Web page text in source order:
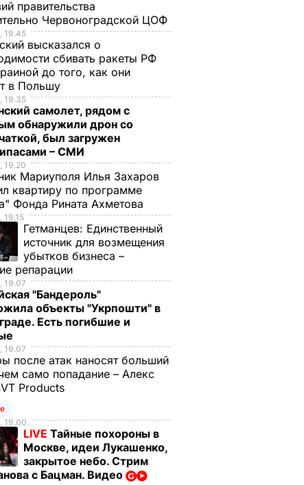
правительства
Червоноградской ЦОФ
19.45
высказался о
сбивать ракеты РФ
до того, как они
в Польшу
19.35
самолет, рядом с
обнаружили дрон со
был загружен
– СМИ
19.20
Мариуполя Илья Захаров
квартиру по программе
Фонда Рината Ахметова
19.15
Гетманцев: Единственный
источник для возмещения
убытков бизнеса –
репарации
19.07
"Бандероль"
объекты "Укрпошти" в
Есть погибшие и
19.07
после атак наносят больший
само попадание – Алекс
Products
19.00
LIVE Тайные похороны в
Москве, идеи Лукашенко,
закрытое небо. Стрим
с Бацман. Видео